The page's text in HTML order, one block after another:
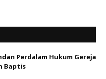
Perdalam Hukum Gereja
Baptis